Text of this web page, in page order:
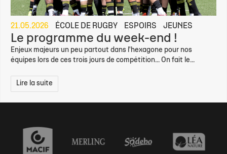
21.05.2026 ÉCOLE DE RUGBY ESPOIRS JEUNES
Le programme du week-end !
Enjeux majeurs un peu partout dans l'hexagone pour nos
équipes lors de ces trois jours de compétition... On fait le...
Lire la suite